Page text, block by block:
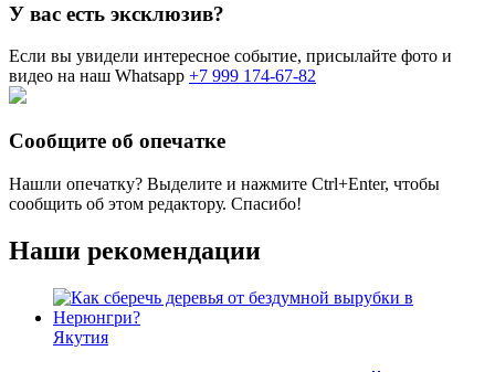
У вас есть эксклюзив?
Если вы увидели интересное событие, присылайте фото и
видео на наш Whatsapp +7 999 174-67-82
Сообщите об опечатке
Нашли опечатку? Выделите и нажмите Ctrl+Enter, чтобы
сообщить об этом редактору. Спасибо!
Наши рекомендации
Якутия